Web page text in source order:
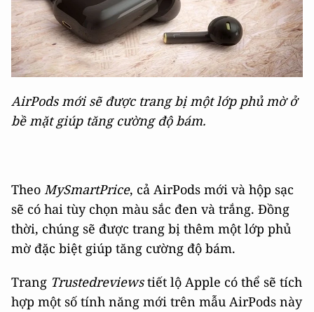
AirPods mới sẽ được trang bị một lớp phủ mờ ở
bề mặt giúp tăng cường độ bám.
Theo MySmartPrice, cả AirPods mới và hộp sạc
sẽ có hai tùy chọn màu sắc đen và trắng. Đồng
thời, chúng sẽ được trang bị thêm một lớp phủ
mờ đặc biệt giúp tăng cường độ bám.
Trang Trustedreviewstiết lộ Apple có thể sẽ tích
hợp một số tính năng mới trên mẫu AirPods này